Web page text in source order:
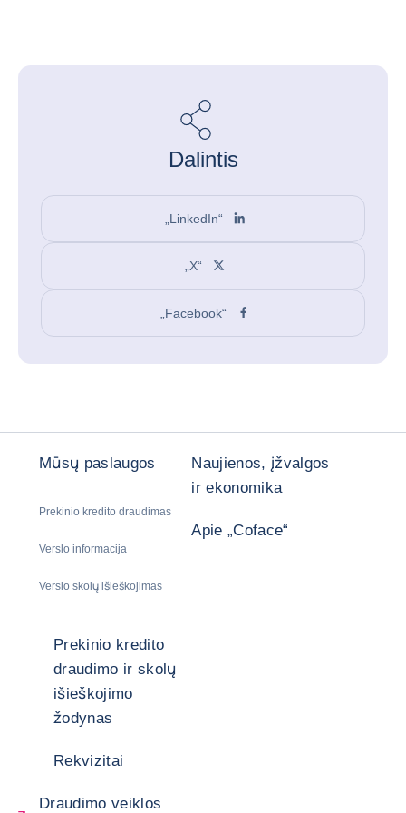
Dalintis
„LinkedIn“
„X“
„Facebook“
Mūsų paslaugos
Prekinio kredito draudimas
Verslo informacija
Verslo skolų išieškojimas
Naujienos, įžvalgos
ir ekonomika
Apie „Coface“
Prekinio kredito
draudimo ir skolų
išieškojimo
žodynas
Rekvizitai
Draudimo veiklos